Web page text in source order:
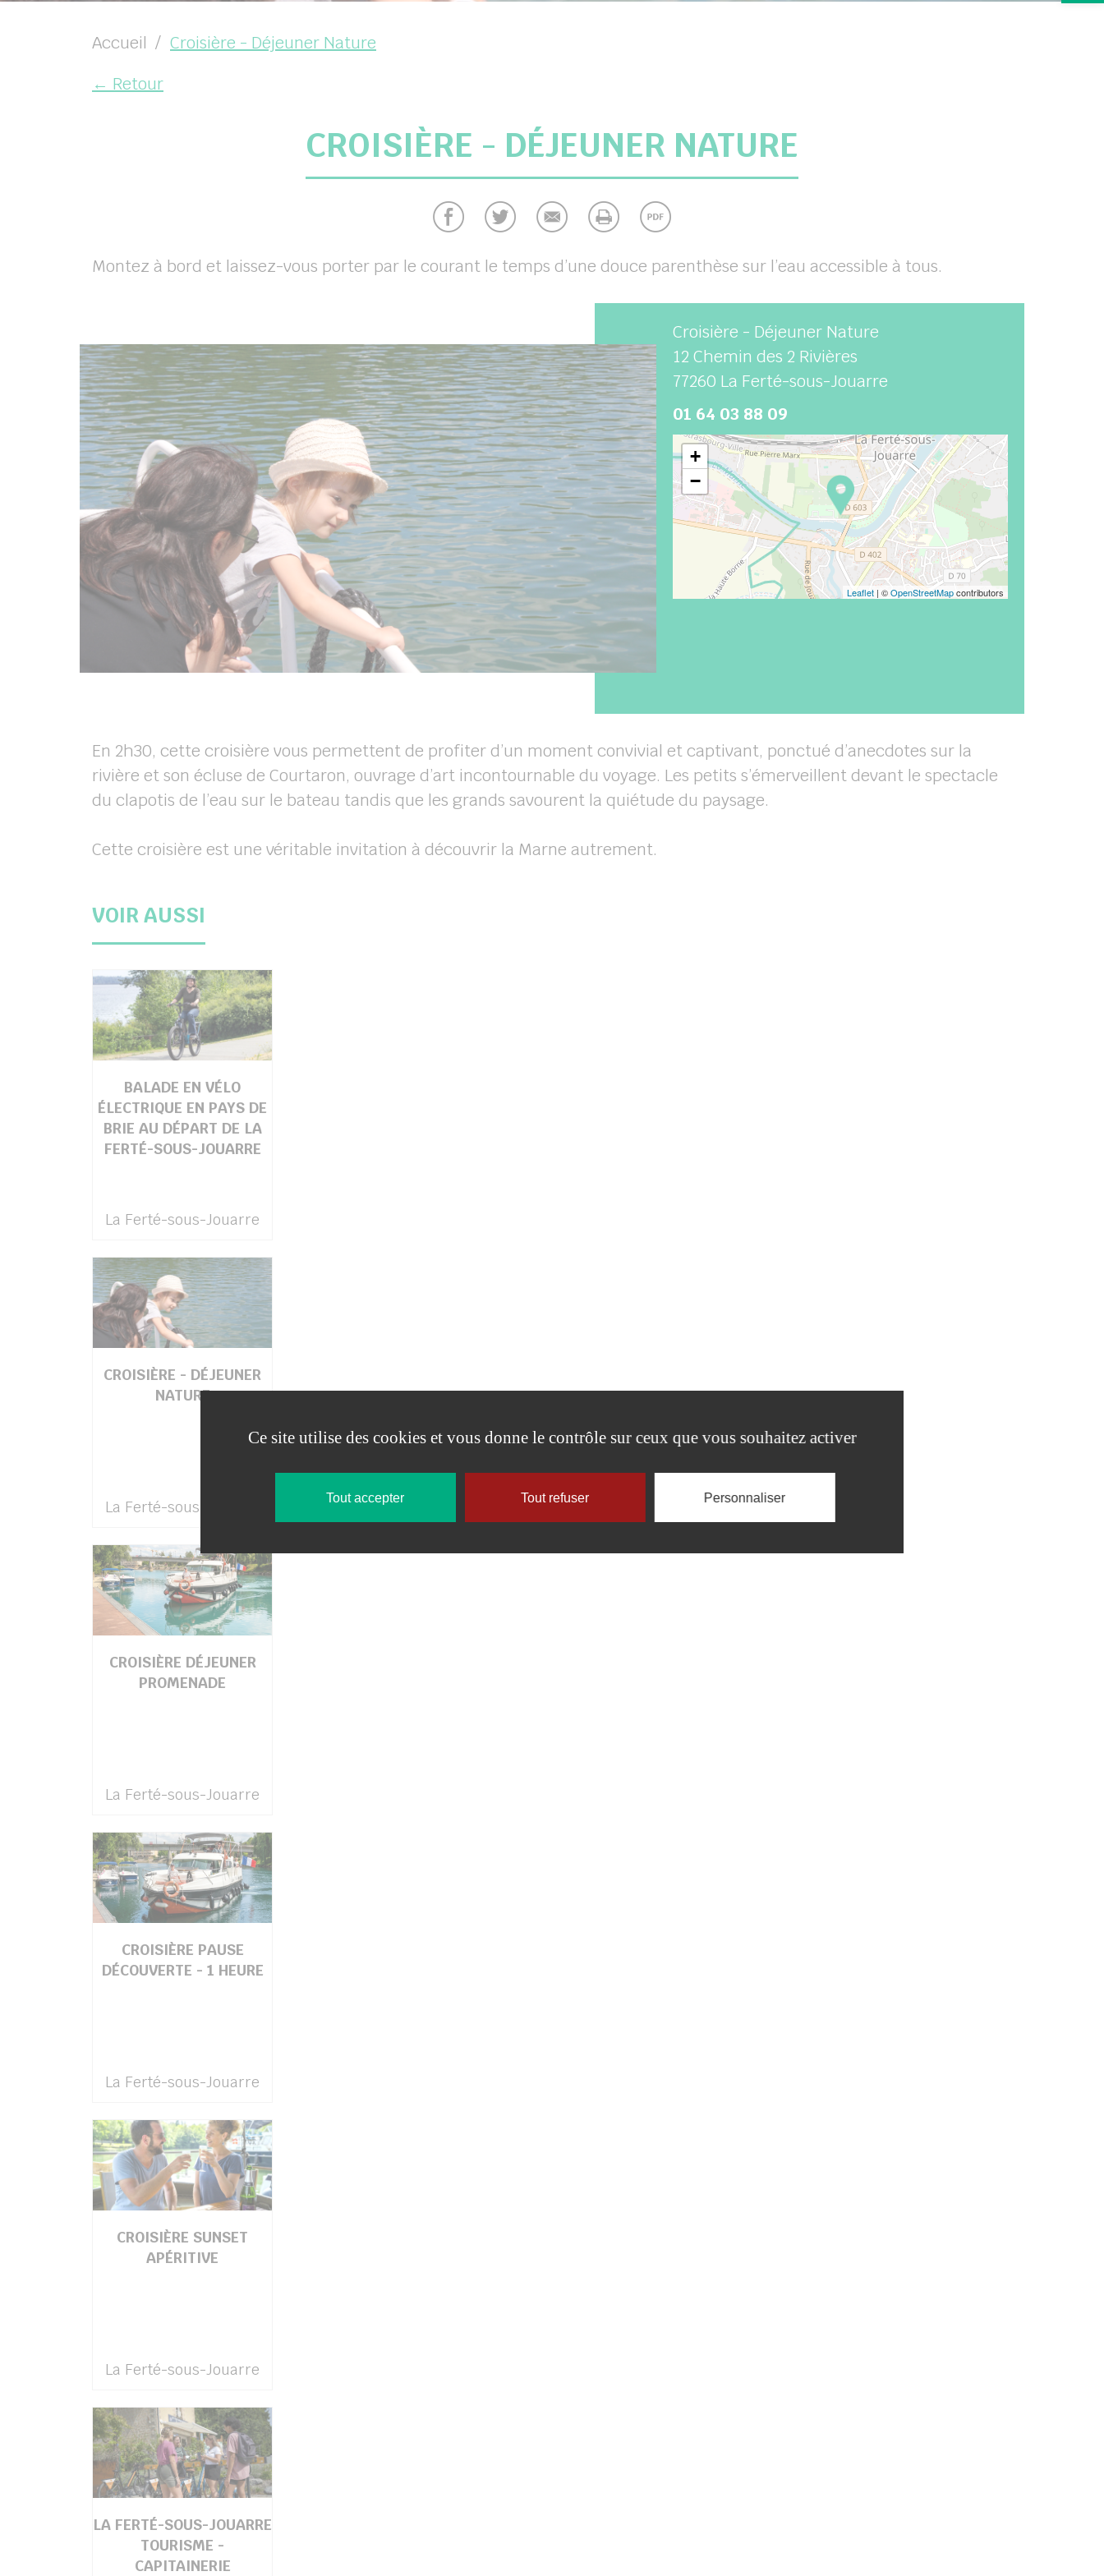
Accueil
Croisière - Déjeuner Nature
← Retour
CROISIÈRE - DÉJEUNER NATURE
Montez à bord et laissez-vous porter par le courant le temps d’une douce parenthèse sur l’eau accessible à tous.
Croisière - Déjeuner Nature
12 Chemin des 2 Rivières
77260 La Ferté-sous-Jouarre
01 64 03 88 09
+
−
Leaflet | ©OpenStreetMapcontributors
En 2h30, cette croisière vous permettent de profiter d’un moment convivial et captivant, ponctué d’anecdotes sur la
rivière et son écluse de Courtaron, ouvrage d’art incontournable du voyage. Les petits s’émerveillent devant le spectacle
du clapotis de l’eau sur le bateau tandis que les grands savourent la quiétude du paysage.
Cette croisière est une véritable invitation à découvrir la Marne autrement.
VOIR AUSSI
BALADE EN VÉLO
ÉLECTRIQUE EN PAYS DE
BRIE AU DÉPART DE LA
FERTÉ-SOUS-JOUARRE
La Ferté-sous-Jouarre
CROISIÈRE - DÉJEUNER
NATURE
La Ferté-sous-Jouarre
CROISIÈRE DÉJEUNER
PROMENADE
La Ferté-sous-Jouarre
CROISIÈRE PAUSE
DÉCOUVERTE - 1 HEURE
La Ferté-sous-Jouarre
CROISIÈRE SUNSET
APÉRITIVE
La Ferté-sous-Jouarre
LA FERTÉ-SOUS-JOUARRE
TOURISME -
CAPITAINERIE
Ce site utilise des cookies et vous donne le contrôle sur ceux que vous souhaitez activer
Tout accepter Tout refuser Personnaliser